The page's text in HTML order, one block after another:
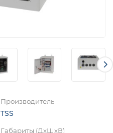
Производитель
TSS
Габариты (ДхШхВ)